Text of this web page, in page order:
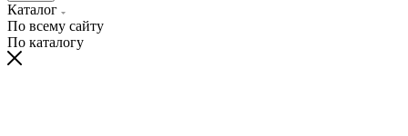
Каталог
По всему сайту
По каталогу